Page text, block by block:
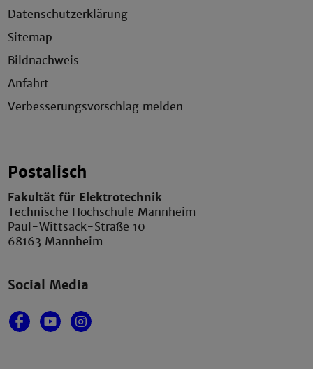
Datenschutzerklärung
Sitemap
Bildnachweis
Anfahrt
Verbesserungsvorschlag melden
Postalisch
Fakultät für Elektrotechnik
Technische Hochschule Mannheim
Paul-Wittsack-Straße 10
68163 Mannheim
Social Media